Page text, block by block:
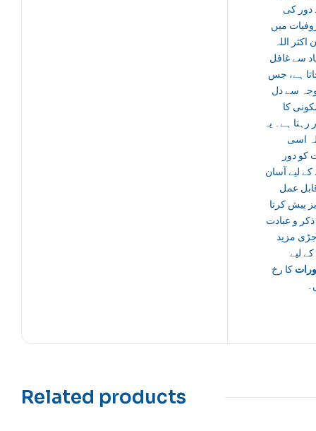
دور کی
میں
اکثر اللہ
سے غافل
ہے، جس
سے دل
کا
رہتا ہے۔ یہ
اسی
کو دور
کے لیے آسان
عمل
پیش کرتا
و عبادت
مزید
لیے
کا رخ
Related products